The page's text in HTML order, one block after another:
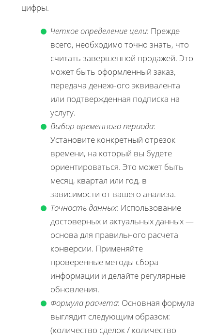
цифры.
Четкое определение цели: Прежде
всего, необходимо точно знать, что
считать завершенной продажей. Это
может быть оформленный заказ,
передача денежного эквивалента
или подтвержденная подписка на
услугу.
Выбор временного периода:
Установите конкретный отрезок
времени, на который вы будете
ориентироваться. Это может быть
месяц, квартал или год, в
зависимости от вашего анализа.
Точность данных: Использование
достоверных и актуальных данных —
основа для правильного расчета
конверсии. Применяйте
проверенные методы сбора
информации и делайте регулярные
обновления.
Формула расчета: Основная формула
выглядит следующим образом:
(количество сделок / количество